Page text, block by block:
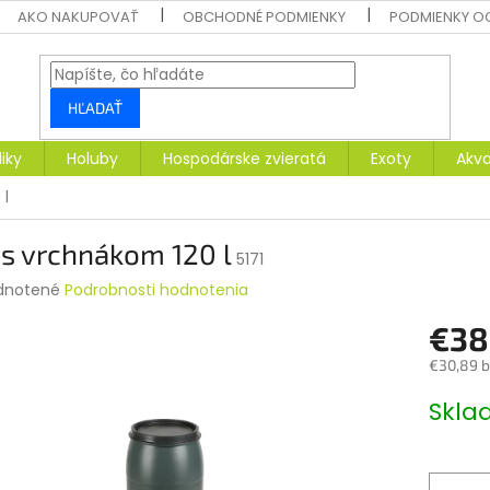
AKO NAKUPOVAŤ OBCHODNÉ PODMIENKY PODMIENKY
HĽADAŤ
Holuby Hospodárske zvieratá Exoty
l
vrchnákom 120 l 5171
Podrobnosti hodnotenia
€38
€30,89
cena: